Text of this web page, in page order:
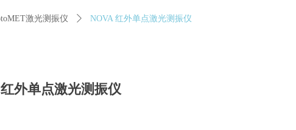
激光测振仪 ꄲ NOVA 红外单点激光测振仪
外单点激光测振仪